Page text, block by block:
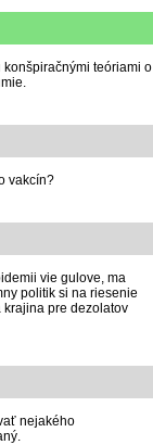
konšpiračnými teóriami o
vakcín?
vie gulove, ma
politik si na riesenie
pre dezolatov
nejakého